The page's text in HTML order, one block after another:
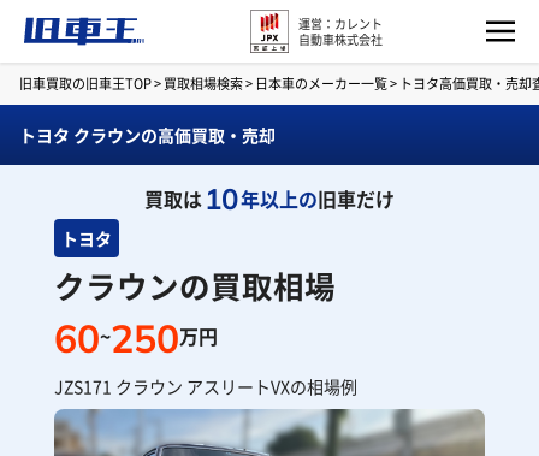
運営：カレント
自動車株式会社
旧車買取の旧車王TOP>買取相場検索> 日本車のメーカー一覧> トヨタ高価買取・売却
トヨタ クラウンの高価買取・売却
買取は10年以上の旧車だけ
トヨタ
クラウンの買取相場
60~250万円
JZS171 クラウン アスリートVXの相場例